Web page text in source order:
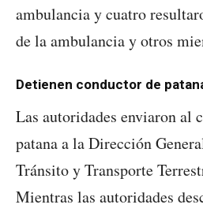
ambulancia y cuatro
de la ambulancia y otros
Detienen conductor de
Las autoridades enviaron al
patana a la Dirección
Tránsito y Transporte
Mientras las autoridades